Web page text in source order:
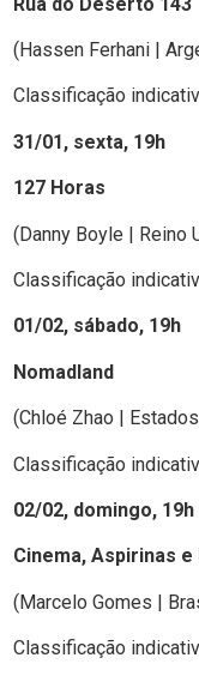
(Hassen Ferhani |
Classificação
31/01, sexta, 19h
127 Horas
(Danny Boyle | Reino
Classificação
01/02, sábado, 19h
Nomadland
(Chloé Zhao |
Classificação
02/02, domingo, 19h
Cinema, Aspirinas e
(Marcelo Gomes |
Classificação